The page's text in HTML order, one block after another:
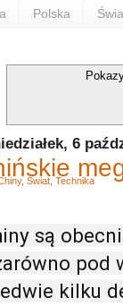
Polska
6
są
pod
kilku
, Świat Technika